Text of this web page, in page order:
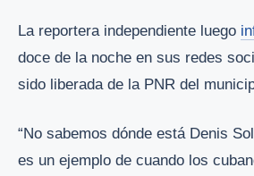
La reportera independiente luego
doce de la noche en sus redes
sido liberada de la PNR del
“No sabemos dónde está Denis
es un ejemplo de cuando los